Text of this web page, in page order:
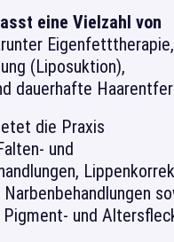
eine Vielzahl von
(Liposuktion),
dauerhafte
die Praxis
und
Pigment- und